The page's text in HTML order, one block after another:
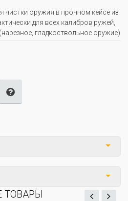
чистки оружия в прочном кейсе из
для всех калибров ружей,
гладкоствольное оружие)
ТОВАРЫ